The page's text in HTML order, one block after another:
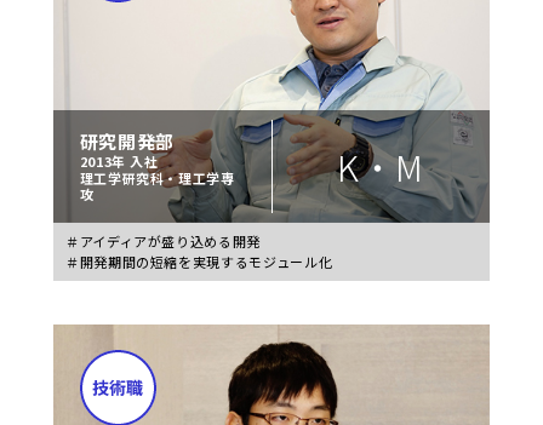
研究開発部
2013年 入社
理工学研究科・理工学専
攻
K・M
＃アイディアが盛り込める開発
＃開発期間の短縮を実現するモジュール化